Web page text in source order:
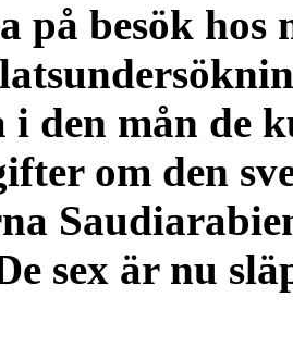
på besök
i den mån de
om den
sex är nu